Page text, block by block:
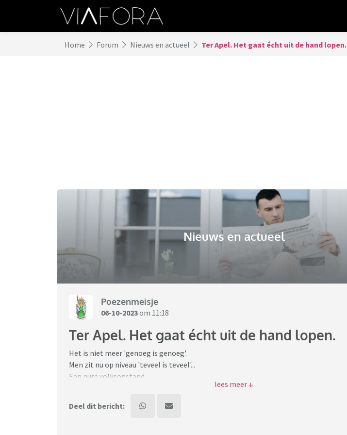
Home Forum Nieuws en actueel Ter Apel. Het gaat écht uit de hand lopen.
Nieuws en actueel
Poezenmeisje
06-10-2023om 11:18
Ter Apel. Het gaat écht uit de hand lopen.
Het is niet meer 'genoeg is genoeg'.
Men zit nu op niveau 'teveel is teveel'...
Een pure volksopstand.
De burgemeester weet ook niet meer wat hij nog kan doen.
Deel dit bericht: